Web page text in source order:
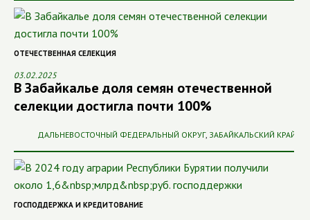
ОТЕЧЕСТВЕННАЯ СЕЛЕКЦИЯ
03.02.2025
В Забайкалье доля семян отечественной
селекции достигла почти 100%
ДАЛЬНЕВОСТОЧНЫЙ ФЕДЕРАЛЬНЫЙ ОКРУГ, ЗАБАЙКАЛЬСКИЙ КРАЙ
ГОСПОДДЕРЖКА И КРЕДИТОВАНИЕ